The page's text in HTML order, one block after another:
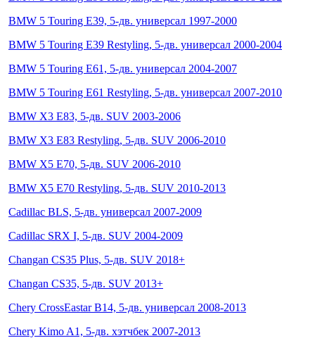
BMW 5 Touring E39, 5-дв. универсал 1997-2000
BMW 5 Touring E39 Restyling, 5-дв. универсал 2000-2004
BMW 5 Touring E61, 5-дв. универсал 2004-2007
BMW 5 Touring E61 Restyling, 5-дв. универсал 2007-2010
BMW X3 E83, 5-дв. SUV 2003-2006
BMW X3 E83 Restyling, 5-дв. SUV 2006-2010
BMW X5 E70, 5-дв. SUV 2006-2010
BMW X5 E70 Restyling, 5-дв. SUV 2010-2013
Cadillac BLS, 5-дв. универсал 2007-2009
Cadillac SRX I, 5-дв. SUV 2004-2009
Changan CS35 Plus, 5-дв. SUV 2018+
Changan CS35, 5-дв. SUV 2013+
Chery CrossEastar B14, 5-дв. универсал 2008-2013
Chery Kimo A1, 5-дв. хэтчбек 2007-2013